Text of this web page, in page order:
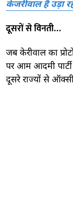
केजरीवाल हैं उड़ा
दूसरों से विनती…
जब केरीवाल का
पर आम आदमी
दूसरे राज्यों से